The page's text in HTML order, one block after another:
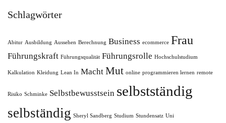
Schlagwörter
Abitur Ausbildung Aussehen Berechnung Business ecommerce Frau
Führungskraft Führungsqualität Führungsrolle Hochschulstudium
Kalkulation Kleidung Lean In Macht Mut online programmieren lernen remote
Risiko Schminke Selbstbewusstsein selbstständig
selbständig Sheryl Sandberg Studium Stundensatz Uni